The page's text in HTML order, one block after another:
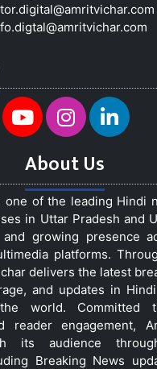
About Us
one of the leading Hindi
in Uttar Pradesh and
growing presence
platforms.
delivers the latest
and updates in
world. Committed
reader engagement,
its audience
Breaking News